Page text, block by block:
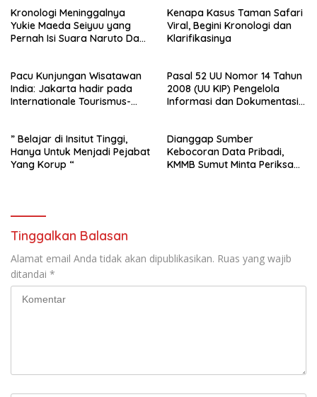
Kronologi Meninggalnya
Yukie Maeda Seiyuu yang
Pernah Isi Suara Naruto Dan
Kenapa Kasus Taman Safari
Viral, Begini Kronologi dan
Klarifikasinya
Pacu Kunjungan Wisatawan
India: Jakarta hadir pada
Internationale Tourismus-
Pasal 52 UU Nomor 14 Tahun
2008 (UU KIP) Pengelola
Informasi dan Dokumentasi :
” Belajar di Insitut Tinggi,
Hanya Untuk Menjadi Pejabat
Yang Korup “
Dianggap Sumber
Kebocoran Data Pribadi,
KMMB Sumut Minta Periksa
Tinggalkan Balasan
Alamat email Anda tidak akan dipublikasikan. Ruas yang wajib
ditandai *